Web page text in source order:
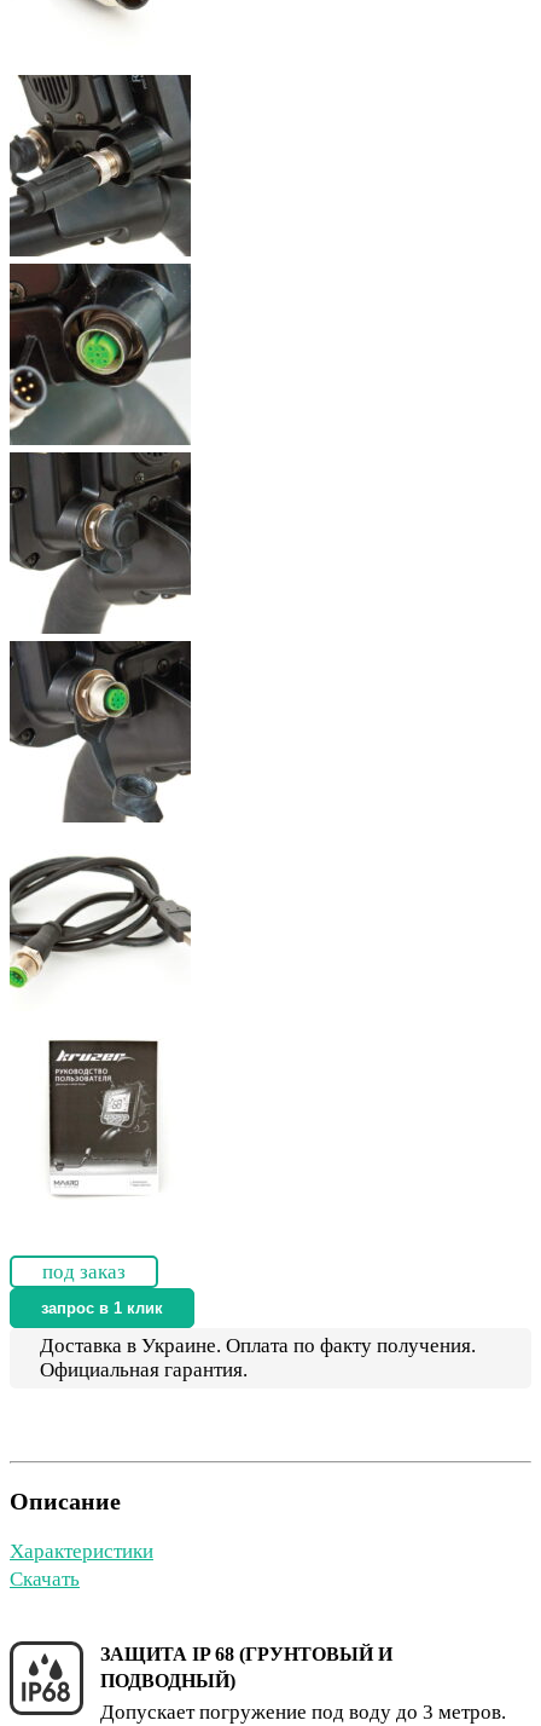
под заказ
запрос в 1 клик
Доставка в Украине. Оплата по факту получения.
Официальная гарантия.
Описание
Характеристики
Скачать
ЗАЩИТА IP 68 (ГРУНТОВЫЙ И
ПОДВОДНЫЙ)
Допускает погружение под воду до 3 метров.